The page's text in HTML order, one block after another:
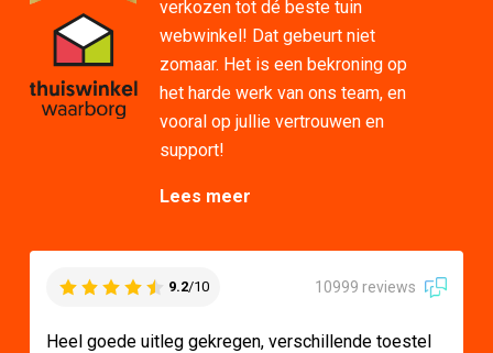
verkozen tot dé beste tuin
webwinkel! Dat gebeurt niet
zomaar. Het is een bekroning op
het harde werk van ons team, en
vooral op jullie vertrouwen en
support!
Lees meer
9.2/10 10999 reviews
Heel goede uitleg gekregen, verschillende toestel